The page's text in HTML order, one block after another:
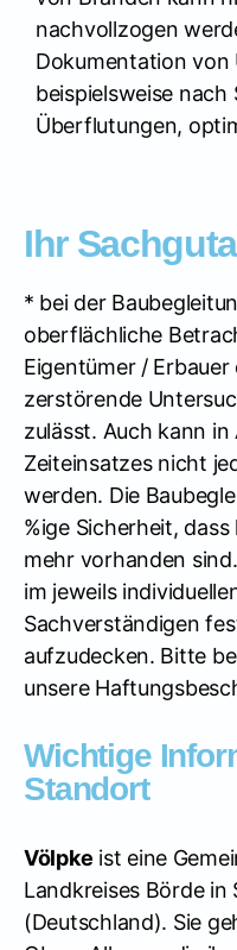
nachvollzogen
Dokumentation
beispielsweise nach
Überflutungen,
Ihr
* bei der
oberflächliche
Eigentümer / Erbauer
zerstörende
zulässt. Auch kann
Zeiteinsatzes nicht
werden. Die
%ige Sicherheit,
mehr vorhanden
im jeweils
Sachverständigen
aufzudecken. Bitte
unsere
Wichtige
Standort
Völpke ist eine
Landkreises Börde in
(Deutschland). Sie